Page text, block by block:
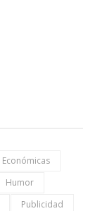
Económicas
Humor
Publicidad